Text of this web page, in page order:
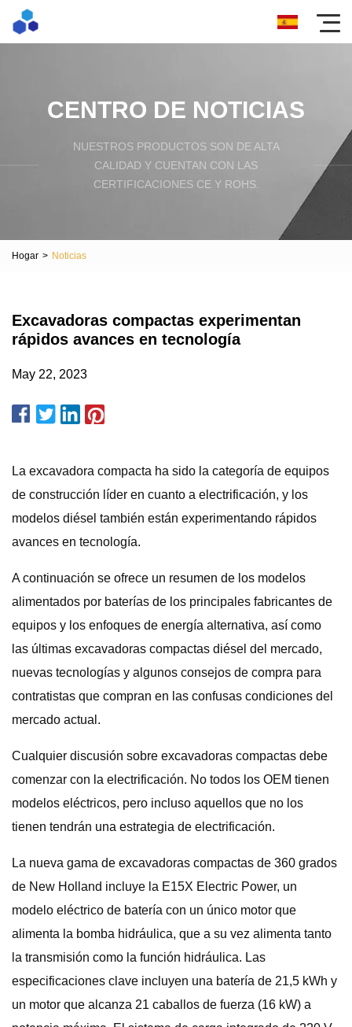
CENTRO DE NOTICIAS
NUESTROS PRODUCTOS SON DE ALTA
CALIDAD Y CUENTAN CON LAS
CERTIFICACIONES CE Y ROHS.
Hogar > Noticias
Excavadoras compactas experimentan
rápidos avances en tecnología
May 22, 2023
La excavadora compacta ha sido la categoría de equipos
de construcción líder en cuanto a electrificación, y los
modelos diésel también están experimentando rápidos
avances en tecnología.
A continuación se ofrece un resumen de los modelos
alimentados por baterías de los principales fabricantes de
equipos y los enfoques de energía alternativa, así como
las últimas excavadoras compactas diésel del mercado,
nuevas tecnologías y algunos consejos de compra para
contratistas que compran en las confusas condiciones del
mercado actual.
Cualquier discusión sobre excavadoras compactas debe
comenzar con la electrificación. No todos los OEM tienen
modelos eléctricos, pero incluso aquellos que no los
tienen tendrán una estrategia de electrificación.
La nueva gama de excavadoras compactas de 360 ​​grados
de New Holland incluye la E15X Electric Power, un
modelo eléctrico de batería con un único motor que
alimenta la bomba hidráulica, que a su vez alimenta tanto
la transmisión como la función hidráulica. Las
especificaciones clave incluyen una batería de 21,5 kWh y
un motor que alcanza 21 caballos de fuerza (16 kW) a